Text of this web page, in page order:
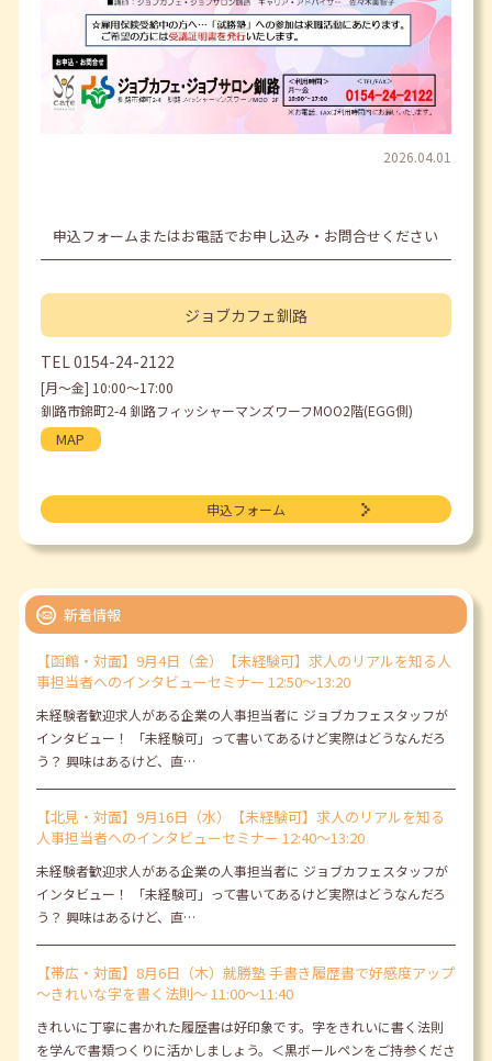
2026.04.01
申込フォームまたはお電話でお申し込み・お問合せください
ジョブカフェ釧路
TEL 0154-24-2122
[月〜金] 10:00〜17:00
釧路市錦町2-4 釧路フィッシャーマンズワーフMOO2階(EGG側)
MAP
申込フォーム
新着情報
【函館・対面】9月4日（金）【未経験可】求人のリアルを知る人
事担当者へのインタビューセミナー 12:50～13:20
未経験者歓迎求人がある企業の人事担当者に ジョブカフェスタッフが
インタビュー！ 「未経験可」って書いてあるけど実際はどうなんだろ
う？ 興味はあるけど、直…
【北見・対面】9月16日（水）【未経験可】求人のリアルを知る
人事担当者へのインタビューセミナー 12:40～13:20
未経験者歓迎求人がある企業の人事担当者に ジョブカフェスタッフが
インタビュー！ 「未経験可」って書いてあるけど実際はどうなんだろ
う？ 興味はあるけど、直…
【帯広・対面】8月6日（木）就勝塾 手書き履歴書で好感度アップ
～きれいな字を書く法則～ 11:00～11:40
きれいに丁寧に書かれた履歴書は好印象です。字をきれいに書く法則
を学んで書類つくりに活かしましょう。＜黒ボールペンをご持参くださ